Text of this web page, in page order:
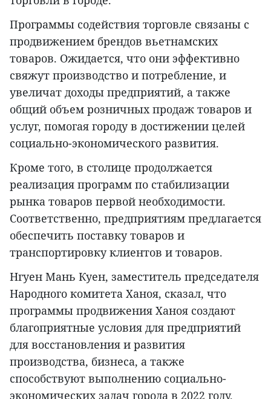
Программы содействия торговле связаны с
продвижением брендов вьетнамских
товаров. Ожидается, что они эффективно
свяжут производство и потребление, и
увеличат доходы предприятий, а также
общий объем розничных продаж товаров и
услуг, помогая городу в достижении целей
социально-экономического развития.
Кроме того, в столице продолжается
реализация программ по стабилизации
рынка товаров первой необходимости.
Соответственно, предприятиям предлагается
обеспечить поставку товаров и
транспортировку клиентов и товаров.
Нгуен Мань Куен, заместитель председателя
Народного комитета Ханоя, сказал, что
программы продвижения Ханоя создают
благоприятные условия для предприятий
для восстановления и развития
производства, бизнеса, а также
способствуют выполнению социально-
экономических задач города в 2022 году.